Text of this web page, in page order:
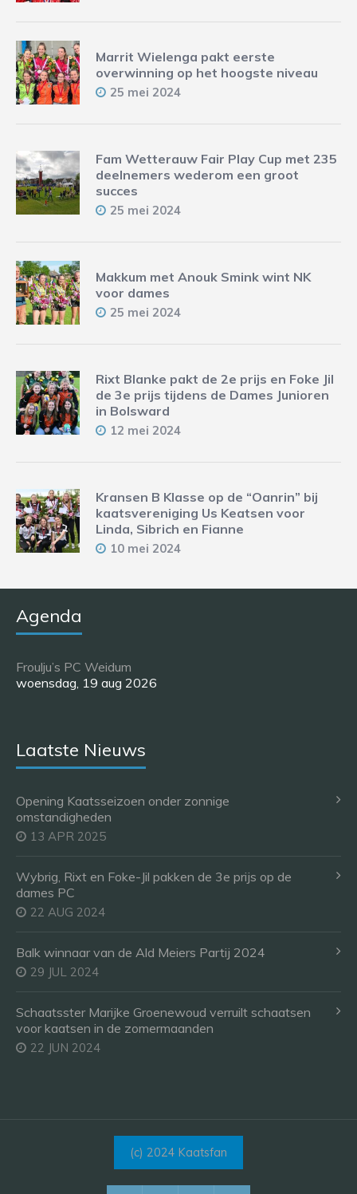
Marrit Wielenga pakt eerste
overwinning op het hoogste niveau
25 mei 2024
Fam Wetterauw Fair Play Cup met 235
deelnemers wederom een groot
succes
25 mei 2024
Makkum met Anouk Smink wint NK
voor dames
25 mei 2024
Rixt Blanke pakt de 2e prijs en Foke Jil
de 3e prijs tijdens de Dames Junioren
in Bolsward
12 mei 2024
Kransen B Klasse op de “Oanrin” bij
kaatsvereniging Us Keatsen voor
Linda, Sibrich en Fianne
10 mei 2024
Agenda
Froulju’s PC Weidum
woensdag, 19 aug 2026
Laatste Nieuws
Opening Kaatsseizoen onder zonnige
omstandigheden
13 APR 2025
Wybrig, Rixt en Foke-Jil pakken de 3e prijs op de
dames PC
22 AUG 2024
Balk winnaar van de Ald Meiers Partij 2024
29 JUL 2024
Schaatsster Marijke Groenewoud verruilt schaatsen
voor kaatsen in de zomermaanden
22 JUN 2024
(c) 2024 Kaatsfan